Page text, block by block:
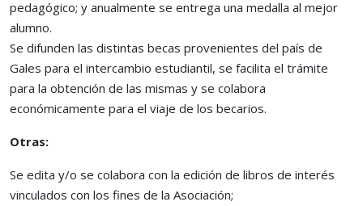
pedagógico; y anualmente se entrega una medalla al mejor
alumno.
Se difunden las distintas becas provenientes del país de
Gales para el intercambio estudiantil, se facilita el trámite
para la obtención de las mismas y se colabora
económicamente para el viaje de los becarios.
Otras:
Se edita y/o se colabora con la edición de libros de interés
vinculados con los fines de la Asociación;